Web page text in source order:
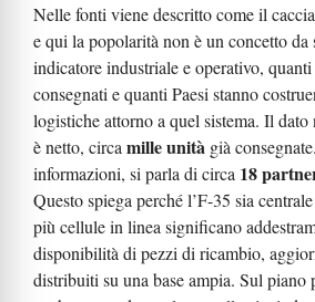
Nelle fonti viene descritto come il
e qui la popolarità non è un concetto da
indicatore industriale e operativo,
consegnati e quanti Paesi stanno
logistiche attorno a quel sistema. Il
è netto, circa mille unità già
informazioni, si parla di circa 18
Questo spiega perché l’F-35 sia
più cellule in linea significano
disponibilità di pezzi di ricambio,
distribuiti su una base ampia. Sul